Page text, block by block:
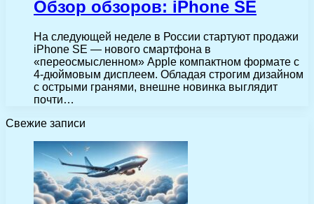
Обзор обзоров: iPhone SE
На следующей неделе в России стартуют продажи
iPhone SE — нового смартфона в
«переосмысленном» Apple компактном формате с
4-дюймовым дисплеем. Обладая строгим дизайном
с острыми гранями, внешне новинка выглядит
почти…
Свежие записи